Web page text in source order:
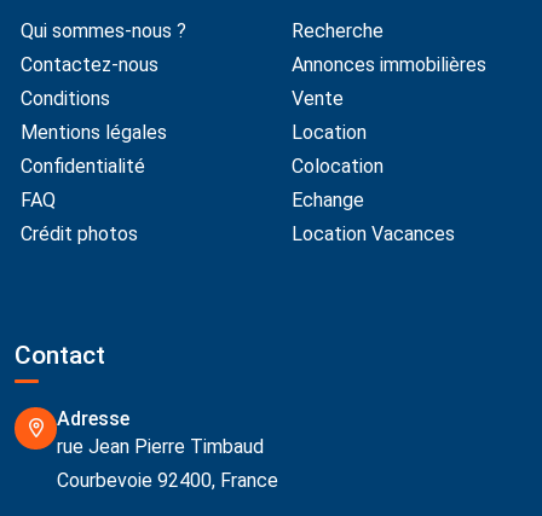
Qui sommes-nous ?
Contactez-nous
Conditions
Mentions légales
Confidentialité
FAQ
Crédit photos
Recherche
Annonces immobilières
Vente
Location
Colocation
Echange
Location Vacances
Contact
Adresse
rue Jean Pierre Timbaud
Courbevoie 92400, France